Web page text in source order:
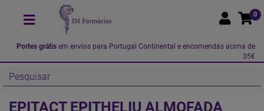
0
Portes grátis em envios para Portugal Continental e encomendas acima de
35€
EPITACT EPITHELIU ALMOFADA